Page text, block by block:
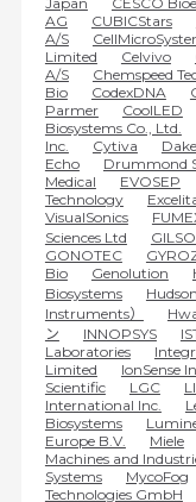
AG
CUBICStars
A/S
Limited
Celvivo
A/S
Chemspeed
Bio
CodexDNA
Parmer
CoolLED
Biosystems Co., Ltd.
Inc.
Cytiva
Echo
Drummond
Medical
EVOSEP
Technology
VisualSonics
Sciences Ltd
GONOTEC
Bio
Genolution
Biosystems
Instruments）
ン
INNOPSYS
Laboratories
Limited
IonSense
Scientific
LGC
International Inc.
Biosystems
Europe B.V.
Miele
Machines and
Systems
MycoFog
Technologies GmbH